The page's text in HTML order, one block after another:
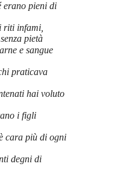
erano pieni di
riti infami,
pietà
e sangue
praticava
hai voluto
i figli
cara più di ogni
degni di